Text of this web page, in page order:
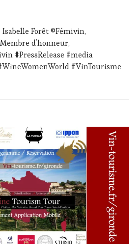
Forêt ©Fémivin,
d’honneur,
#PressRelease #media
#VinTourisme
d’honneur, Isabelle Forêt